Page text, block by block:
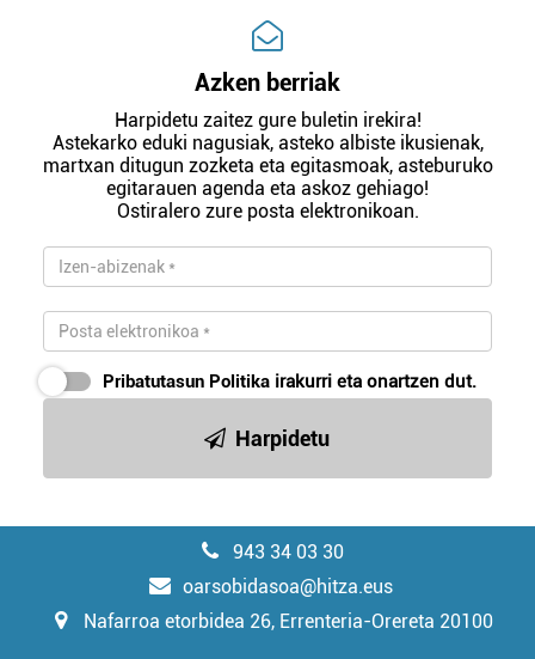
Azken berriak
Harpidetu zaitez gure buletin irekira!
Astekarko eduki nagusiak, asteko albiste ikusienak,
martxan ditugun zozketa eta egitasmoak, asteburuko
egitarauen agenda eta askoz gehiago!
Ostiralero zure posta elektronikoan.
Pribatutasun Politika irakurri eta onartzen dut.
Harpidetu
943 34 03 30
oarsobidasoa@hitza.eus
Nafarroa etorbidea 26, Errenteria-Orereta 20100